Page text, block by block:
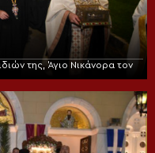
της, Άγιο Νικάνορα τον